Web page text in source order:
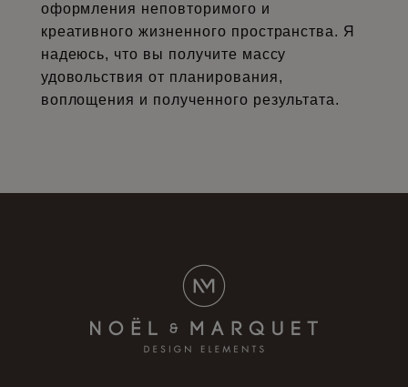
оформления неповторимого и
креативного жизненного пространства. Я
надеюсь, что вы получите массу
удовольствия от планирования,
воплощения и полученного результата.